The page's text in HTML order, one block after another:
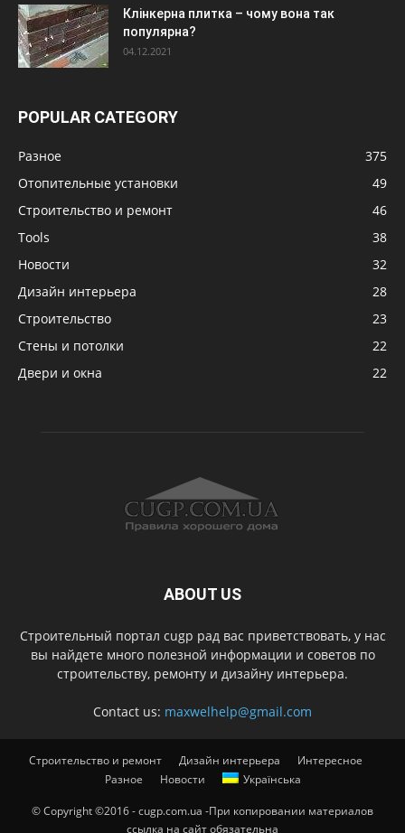
Клінкерна плитка – чому вона так
популярна?
04.12.2021
POPULAR CATEGORY
Разное
375
Отопительные установки
49
Строительство и ремонт
46
Tools
38
Новости
32
Дизайн интерьера
28
Строительство
23
Стены и потолки
22
Двери и окна
22
ABOUT US
Строительный портал cugp рад вас приветствовать, у нас
вы найдете много полезной информации и советов по
строительству, ремонту и дизайну интерьера.
Contact us: maxwelhelp@gmail.com
Строительство и ремонт Дизайн интерьера
Интересное
Разное
Новости Українська
© Copyright ©2016 - cugp.com.ua -При копировании материалов
ссылка на сайт обязательна